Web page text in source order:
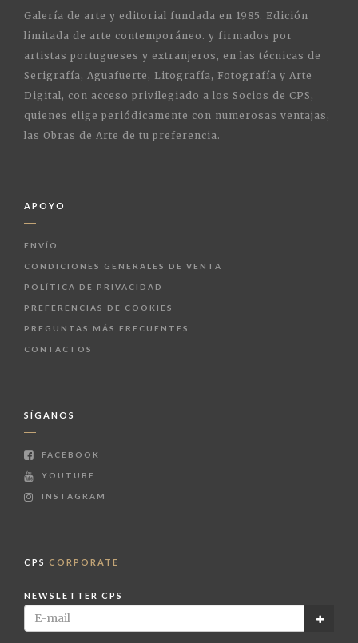
Galería de arte y editorial fundada en 1985. Edición
limitada de arte contemporáneo. y firmados por
artistas portugueses y extranjeros, en las técnicas de
Serigrafía, Aguafuerte, Litografía, Fotografía y Arte
Digital, con acceso privilegiado a los Socios de CPS,
quienes elige periódicamente con numerosas ventajas,
las Obras de Arte de tu preferencia.
APOYO
ENVÍO
CONDICIONES GENERALES DE VENTA
POLÍTICA DE PRIVACIDAD
PREFERENCIAS DE COOKIES
PREGUNTAS MÁS FRECUENTES
CONTACTOS
SÍGANOS
FACEBOOK
YOUTUBE
INSTAGRAM
CPS CORPORATE
NEWSLETTER CPS